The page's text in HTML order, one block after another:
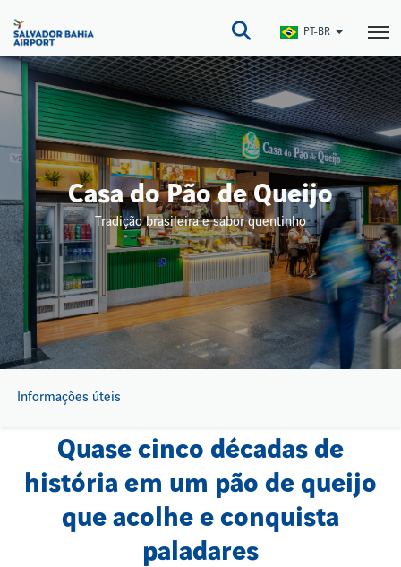
para
o
conteúdo
principal
PT-BR
Casa do Pão de Queijo
Tradição brasileira e sabor quentinho
Informações úteis
Quase cinco décadas de
história em um pão de queijo
que acolhe e conquista
paladares